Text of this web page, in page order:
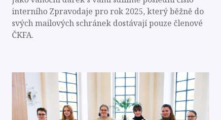
interního Zpravodaje pro rok 2025, který běžně do
svých mailových schránek dostávají pouze členové
ČKFA.